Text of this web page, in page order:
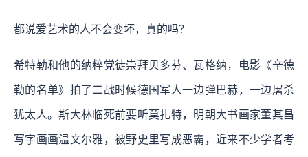
都说爱艺术的人不会变坏，真的吗？
希特勒和他的纳粹党徒崇拜贝多芬、瓦格纳，电影《辛德
勒的名单》拍了二战时候德国军人一边弹巴赫，一边屠杀
犹太人。斯大林临死前要听莫扎特，明朝大书画家董其昌
写字画画温文尔雅，被野史里写成恶霸，近来不少学者考